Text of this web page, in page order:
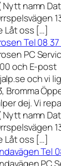
Nytt namn
Låt oss […]
Tel 08 37
PC
och E-post
och vi
Bromma
dej. Vi
Nytt namn
Låt oss […]
Tel